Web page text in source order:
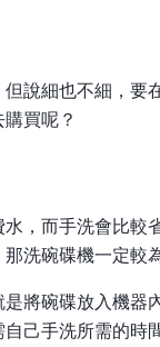
說細也不細，要
買呢？
，而手洗會比
洗碗碟機一定較
將碗碟放入機器
己手洗所需的